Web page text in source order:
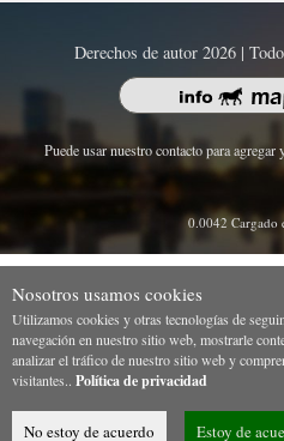
Derechos de autor 2026 |
Puede usar nuestro contacto para
0.0042 Cargado
Nosotros usamos cookies
Utilizamos cookies y otras tecnologías de
navegación en nuestro sitio web, mostrarle
analizar el tráfico de nuestro sitio web y
visitantes.. Política de privacidad
No estoy de acuerdo Estoy de